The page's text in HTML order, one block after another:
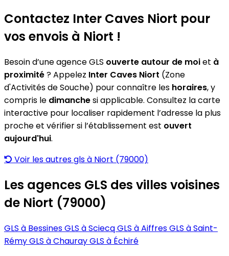
Contactez Inter Caves Niort pour
vos envois à Niort !
Besoin d’une agence GLS ouverte autour de moiet à
proximité? Appelez Inter Caves Niort (Zone
d'Activités de Souche) pour connaître les horaires, y
compris le dimanchesi applicable. Consultez la carte
interactive pour localiser rapidement l’adresse la plus
proche et vérifier si l’établissement est ouvert
aujourd'hui.
Voir les autres gls à Niort (79000)
Les agences GLS des villes voisines
de Niort (79000)
GLS à BessinesGLS à SciecqGLS à AiffresGLS à Saint-
RémyGLS à ChaurayGLS à Échiré